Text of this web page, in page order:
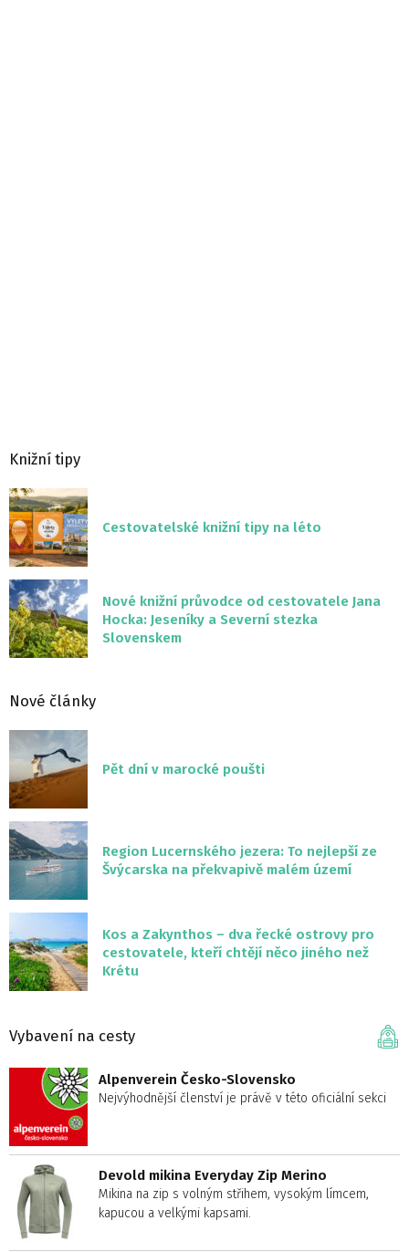
Knižní tipy
Cestovatelské knižní tipy na léto
Nové knižní průvodce od cestovatele Jana
Hocka: Jeseníky a Severní stezka
Slovenskem
Nové články
Pět dní v marocké poušti
Region Lucernského jezera: To nejlepší ze
Švýcarska na překvapivě malém území
Kos a Zakynthos – dva řecké ostrovy pro
cestovatele, kteří chtějí něco jiného než
Krétu
Vybavení na cesty
Alpenverein Česko-Slovensko
Nejvýhodnější členství je právě v této oficiální sekci
Devold mikina Everyday Zip Merino
Mikina na zip s volným střihem, vysokým límcem,
kapucou a velkými kapsami.